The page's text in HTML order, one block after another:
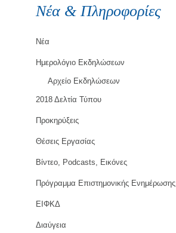
Νέα & Πληροφορίες
Νέα
Ημερολόγιο Εκδηλώσεων
Αρχείο Εκδηλώσεων
2018 Δελτία Τύπου
Προκηρύξεις
Θέσεις Εργασίας
Βίντεο, Podcasts, Εικόνες
Πρόγραμμα Επιστημονικής Ενημέρωσης
ΕΙΦΚΔ
Διαύγεια